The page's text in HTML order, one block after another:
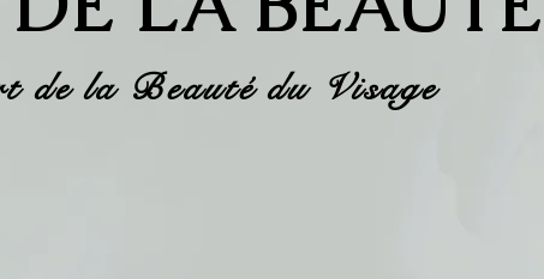
de la Beauté du Visage